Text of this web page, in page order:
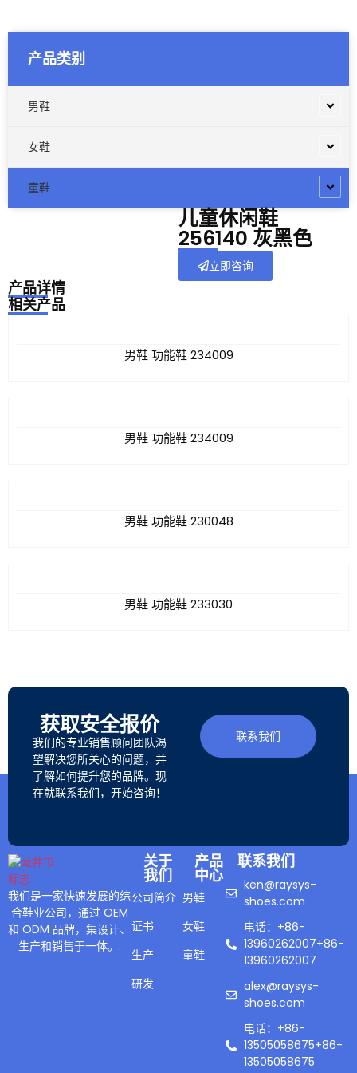
产品类别
男鞋
女鞋
童鞋
儿童休闲鞋
256140 灰黑色
立即咨询
产品详情
相关产品
男鞋 功能鞋 234009
男鞋 功能鞋 234009
男鞋 功能鞋 230048
男鞋 功能鞋 233030
获取安全报价
我们的专业销售顾问团队渴
望解决您所关心的问题，并
了解如何提升您的品牌。现
在就联系我们，开始咨询！
联系我们
我们是一家快速发展的综
合鞋业公司，通过 OEM
和 ODM 品牌，集设计、
生产和销售于一体。.
关于
我们
公司简介
证书
生产
研发
产品
中心
男鞋
女鞋
童鞋
联系我们
ken@raysys-
shoes.com
电话：+86-
13960262007+86-
13960262007
alex@raysys-
shoes.com
电话：+86-
13505058675+86-
13505058675